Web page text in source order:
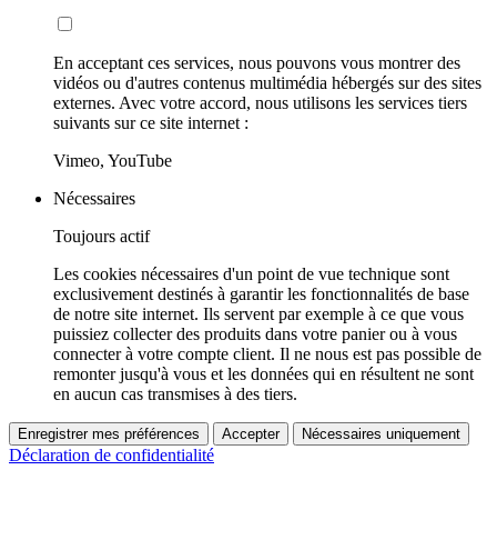
En acceptant ces services, nous pouvons vous montrer des
vidéos ou d'autres contenus multimédia hébergés sur des sites
externes. Avec votre accord, nous utilisons les services tiers
suivants sur ce site internet :
Vimeo, YouTube
Nécessaires
Toujours actif
Les cookies nécessaires d'un point de vue technique sont
exclusivement destinés à garantir les fonctionnalités de base
de notre site internet. Ils servent par exemple à ce que vous
puissiez collecter des produits dans votre panier ou à vous
connecter à votre compte client. Il ne nous est pas possible de
remonter jusqu'à vous et les données qui en résultent ne sont
en aucun cas transmises à des tiers.
Enregistrer mes préférences Accepter Nécessaires uniquement
Déclaration de confidentialité